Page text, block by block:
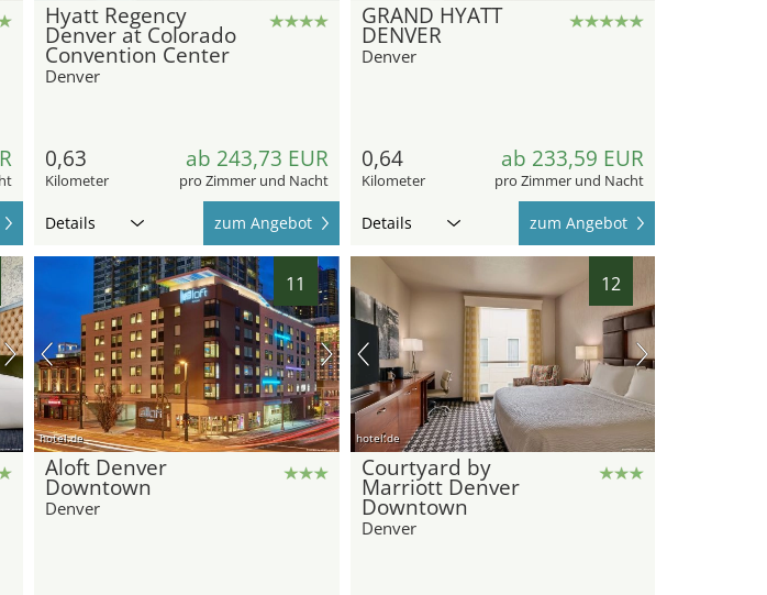
Hyatt Regency
Denver at Colorado
Convention Center
Denver
0,63
Kilometer
ab 243,73 EUR
pro Zimmer und Nacht
Details zum Angebot
GRAND HYATT
DENVER
Denver
0,64
Kilometer
ab 233,59 EUR
pro Zimmer und Nacht
Details zum Angebot
11
hotel.de
Aloft Denver
Downtown
Denver
12
hotel.de
Courtyard by
Marriott Denver
Downtown
Denver